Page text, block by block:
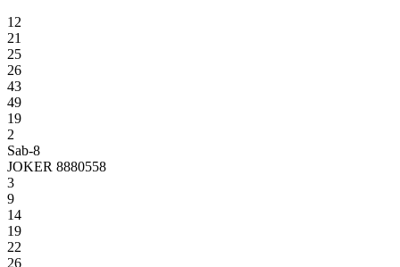
12
21
25
26
43
49
19
2
Sab-8
JOKER 8880558
3
9
14
19
22
26